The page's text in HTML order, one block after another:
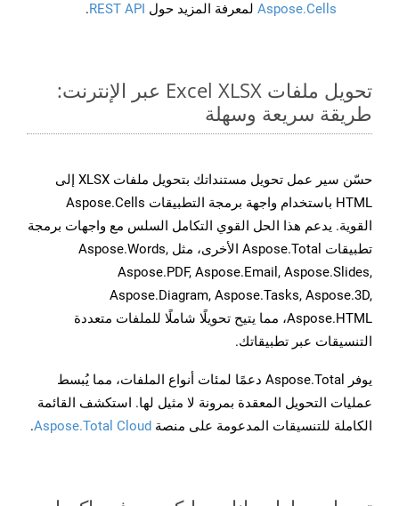
Aspose.Cells لمعرفة المزيد حول REST API
.
تحويل ملفات Excel XLSX عبر الإنترنت:
طريقة سريعة وسهلة
حسّن سير عمل تحويل مستنداتك بتحويل ملفات XLSX إلى
HTML باستخدام واجهة برمجة التطبيقات Aspose.Cells
القوية. يدعم هذا الحل القوي التكامل السلس مع واجهات برمجة
تطبيقات Aspose.Total الأخرى، مثل Aspose.Words,
Aspose.PDF, Aspose.Email, Aspose.Slides,
Aspose.Diagram, Aspose.Tasks, Aspose.3D,
Aspose.HTML، مما يتيح تحويلًا شاملًا للملفات متعددة
التنسيقات عبر تطبيقاتك.
يوفر Aspose.Total دعمًا لمئات أنواع الملفات، مما يُبسط
عمليات التحويل المعقدة بمرونة لا مثيل لها. استكشف القائمة
الكاملة للتنسيقات المدعومة على منصة Aspose.Total Cloud
.